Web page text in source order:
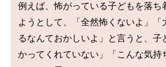
例えば、怖がっている子どもを落ち
ようとして、「全然怖くないよ」「
るなんておかしいよ」と言うと、子
かってくれていない」「こんな気持